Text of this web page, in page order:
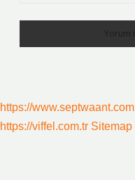
https://www.septwaant.com
https://viffel.com.tr Sitemap